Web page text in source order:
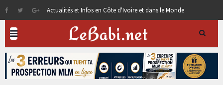
Actualités et Infos en Côte d'Ivoire et dans le Monde